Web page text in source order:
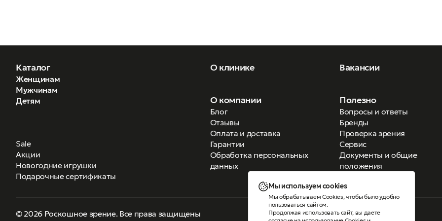
Каталог
Женщинам
Мужчинам
Детям
Sale
Акции
Новогодние игрушки
Подарочные сертификаты
О клинике Вакансии
О компании
Блог
Отзывы
Оплата и доставка
Гарантии
Обработка персональных
данных
Полезно
Вопросы и ответы
Бренды
Проверка зрения
Сервис
Документы и общие
положения
© 2026 Роскошное зрение. Все права защищены Версия для слабовидящих
Мы используем cookies
Мы обрабатываем Cookies, чтобы было удобно
пользоваться сайтом.
Продолжая использовать сайт, вы даете